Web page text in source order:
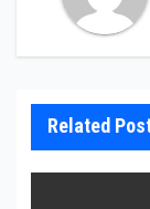
Related